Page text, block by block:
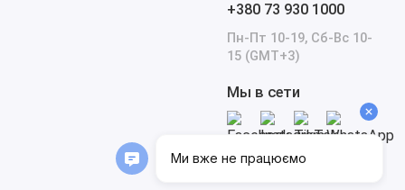
+380 73 930 1000
Пн-Пт 10-19, Сб-Вс 10-
15 (GMT+3)
Мы в сети